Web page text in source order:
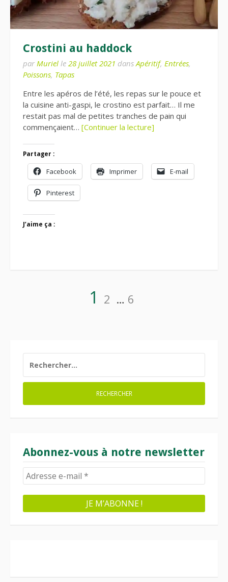
Crostini au haddock
par Muriel le 28 juillet 2021 dans Apéritif, Entrées,
Poissons, Tapas
Entre les apéros de l’été, les repas sur le pouce et
la cuisine anti-gaspi, le crostino est parfait… Il me
restait pas mal de petites tranches de pain qui
commençaient… [Continuer la lecture]
Partager :
Facebook Imprimer E-mail
Pinterest
J’aime ça :
Page
1 Page
2 … Page
6
Abonnez-vous à notre newsletter